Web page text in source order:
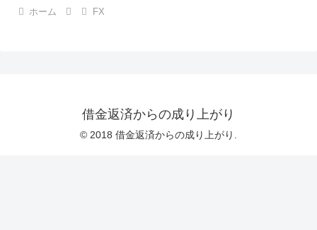
ホーム FX
借金返済からの成り上がり
© 2018 借金返済からの成り上がり.